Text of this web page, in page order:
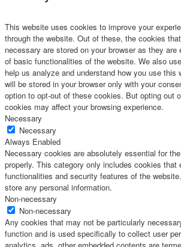
This website uses cookies to improve your
through the website. Out of these, the cookies
necessary are stored on your browser as they
of basic functionalities of the website. We also
help us analyze and understand how you use this
will be stored in your browser only with your
option to opt-out of these cookies. But opting out
cookies may affect your browsing experience.
Necessary
Necessary
Always Enabled
Necessary cookies are absolutely essential for
properly. This category only includes cookies that
functionalities and security features of the
store any personal information.
Non-necessary
Non-necessary
Any cookies that may not be particularly
function and is used specifically to collect user